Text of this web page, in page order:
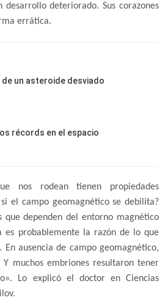
desarrollo deteriorado. Sus corazones
errática.
de un asteroide desviado
récords en el espacio
nos rodean tienen propiedades
el campo geomagnético se debilita?
que dependen del entorno magnético
es probablemente la razón de lo que
ausencia de campo geomagnético,
muchos embriones resultaron tener
Lo explicó el doctor en Ciencias